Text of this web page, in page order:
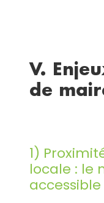
V.
de
1)
locale : le
accessible